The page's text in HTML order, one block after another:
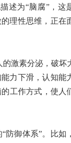
述为“脑腐”，这
理性思维，正在
激素分泌，破坏
力下滑，认知能
工作方式，使人
御体系”。比如